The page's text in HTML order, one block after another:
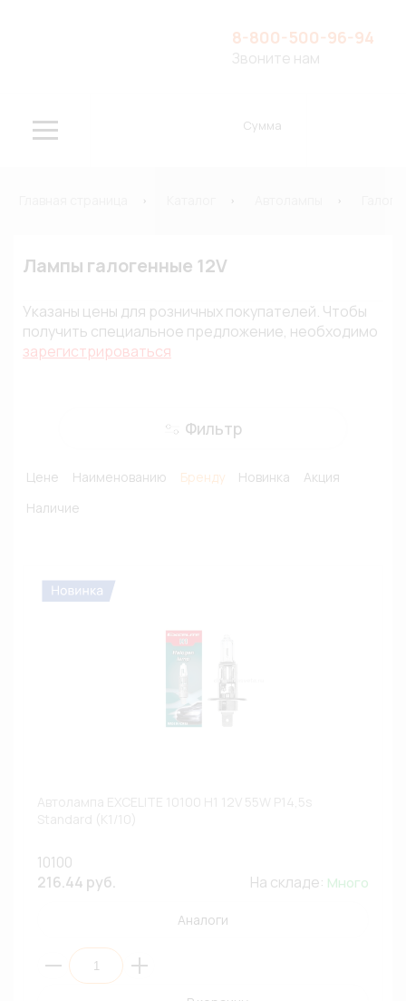
8-800-500-96-94
Звоните нам
Сумма
Лампы галогенные 12V
Указаны цены для розничных покупателей. Чтобы
получить специальное предложение, необходимо
зарегистрироваться
Фильтр
Цене Наименованию Бренду Новинка
Акция
Наличие
10100
216.44 руб.
На складе: Много
Аналоги